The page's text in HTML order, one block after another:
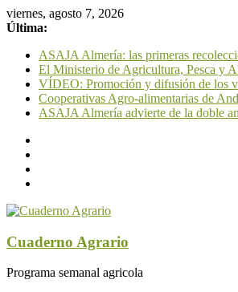
viernes, agosto 7, 2026
Última:
ASAJA Almería: las primeras
El Ministerio de Agricultura, Pesca y
VÍDEO: Promoción y difusión de los
Cooperativas Agro-alimentarias de
ASAJA Almería advierte de la doble
Cuaderno Agrario
Programa semanal agricola